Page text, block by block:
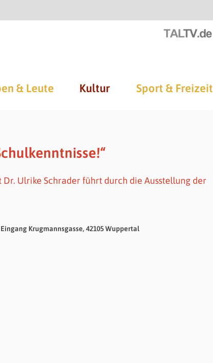
& Leute Kultur Sport & Freizeit
Ulrike Schrader führt durch die Ausstellung der
Krugmannsgasse, 42105 Wuppertal